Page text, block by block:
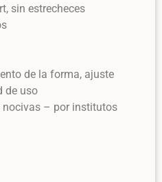
sin estrecheces
de la forma, ajuste
de uso
nocivas – por institutos